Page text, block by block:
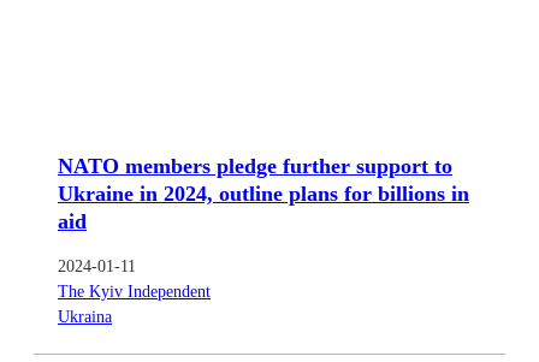
NATO members pledge further support to
Ukraine in 2024, outline plans for billions in
aid
2024-01-11
The Kyiv Independent
Ukraina